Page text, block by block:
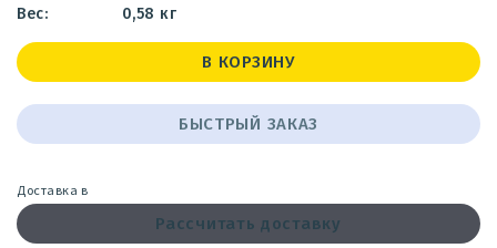
0,58 кг
БЫСТРЫЙ ЗАКАЗ
В КОРЗИНУ
Доставка в
Рассчитать доставку